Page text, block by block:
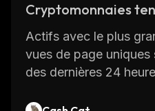
Cryptomonnaies
Actifs avec le plus
vues de page
des dernières 24